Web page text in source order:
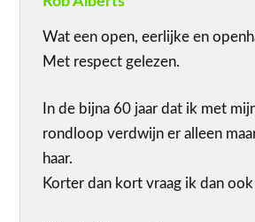
Wat een open, eerlijke en
Met respect gelezen.
In de bijna 60 jaar dat ik met
rondloop verdwijn er alleen
haar.
Korter dan kort vraag ik dan ook